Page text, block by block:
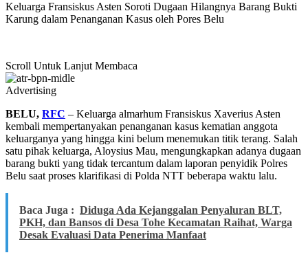
Keluarga Fransiskus Asten Soroti Dugaan Hilangnya Barang Bukti
Karung dalam Penanganan Kasus oleh Pores Belu
Scroll Untuk Lanjut Membaca
Advertising
BELU, RFC – Keluarga almarhum Fransiskus Xaverius Asten
kembali mempertanyakan penanganan kasus kematian anggota
keluarganya yang hingga kini belum menemukan titik terang. Salah
satu pihak keluarga, Aloysius Mau, mengungkapkan adanya dugaan
barang bukti yang tidak tercantum dalam laporan penyidik Polres
Belu saat proses klarifikasi di Polda NTT beberapa waktu lalu.
Baca Juga : Diduga Ada Kejanggalan Penyaluran BLT,
PKH, dan Bansos di Desa Tohe Kecamatan Raihat, Warga
Desak Evaluasi Data Penerima Manfaat